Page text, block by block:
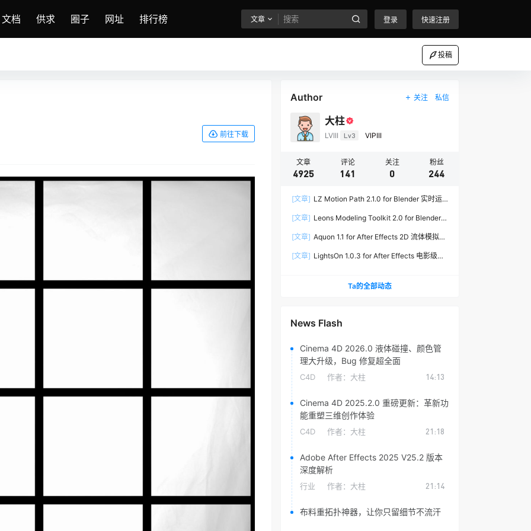
文档 供求 圈子 网址 排行榜 文章 登录 快速注册
投稿
前往下载
Author 关注 私信
大柱
LVIII Lv3 VIPIII
文章
4925
评论
141
关注
0
粉丝
244
[文章] LZ Motion Path 2.1.0 for Blender 实时运
[文章] Leons Modeling Toolkit 2.0 for Blender
[文章] Aquon 1.1 for After Effects 2D 流体模拟插
[文章] LightsOn 1.0.3 for After Effects 电影级镜
Ta的全部动态
News Flash
Cinema 4D 2026.0 液体碰撞、颜色管
理大升级，Bug 修复超全面
C4D 作者： 大柱 14:13
Cinema 4D 2025.2.0 重磅更新：革新功
能重塑三维创作体验
C4D 作者： 大柱 21:18
Adobe After Effects 2025 V25.2 版本
深度解析
行业 作者： 大柱 21:14
布料重拓扑神器，让你只留细节不流汗